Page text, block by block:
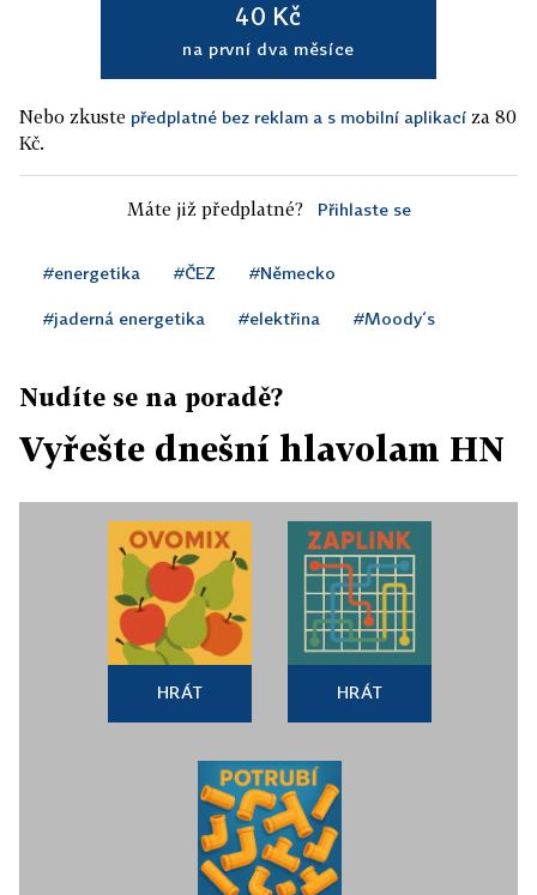
40 Kč
na první dva měsíce
Nebo zkuste předplatné bez reklam a s mobilní aplikací za 80
Kč.
Máte již předplatné? Přihlaste se
#energetika #ČEZ #Německo
#jaderná energetika #elektřina #Moody´s
Nudíte se na poradě?
Vyřešte dnešní hlavolam HN
HRÁT HRÁT